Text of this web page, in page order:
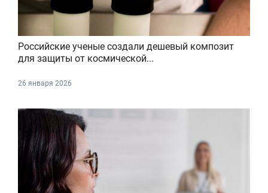
Российские ученые создали дешевый композит
для защиты от космической...
26 января 2026